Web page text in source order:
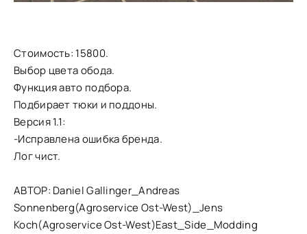
Стоимость: 15800.
Выбор цвета обода.
Функция авто подбора.
Подбирает тюки и поддоны.
Версия 1.1:
-Исправлена ошибка бренда.
Лог чист.
АВТОР: Daniel Gallinger_Andreas
Sonnenberg(Agroservice Ost-West)_Jens
Koch(Agroservice Ost-West)East_Side_Modding